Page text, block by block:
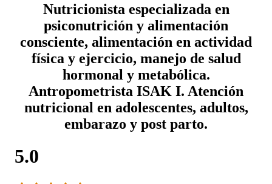
Nutricionista especializada en
psiconutrición y alimentación
consciente, alimentación en actividad
física y ejercicio, manejo de salud
hormonal y metabólica.
Antropometrista ISAK I. Atención
nutricional en adolescentes, adultos,
embarazo y post parto.
5.0